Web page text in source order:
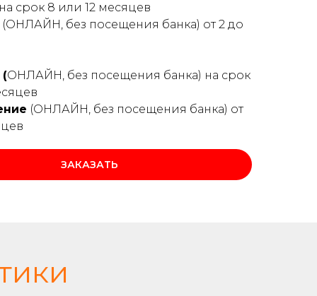
срок 8 или 12 месяцев
(ОНЛАЙН, без посещения банка) от 2 до
(ОНЛАЙН, без посещения банка) на срок
(ОНЛАЙН, без посещения банка) от
ЗАКАЗАТЬ